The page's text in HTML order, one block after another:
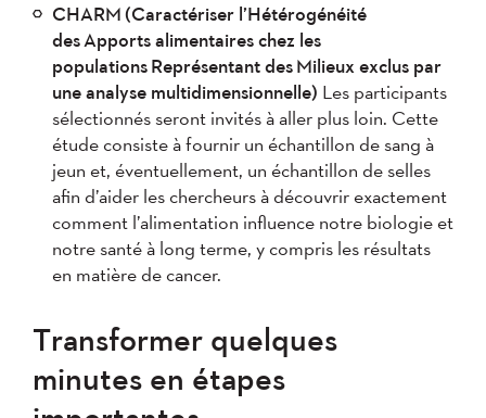
CHARM (Caractériser l’Hétérogénéité
des Apports alimentaires chez les
populations Représentant des Milieux exclus par
une analyse multidimensionnelle) Les participants
sélectionnés seront invités à aller plus loin. Cette
étude consiste à fournir un échantillon de sang à
jeun et, éventuellement, un échantillon de selles
afin d’aider les chercheurs à découvrir exactement
comment l’alimentation influence notre biologie et
notre santé à long terme, y compris les résultats
en matière de cancer.
Transformer quelques
minutes en étapes